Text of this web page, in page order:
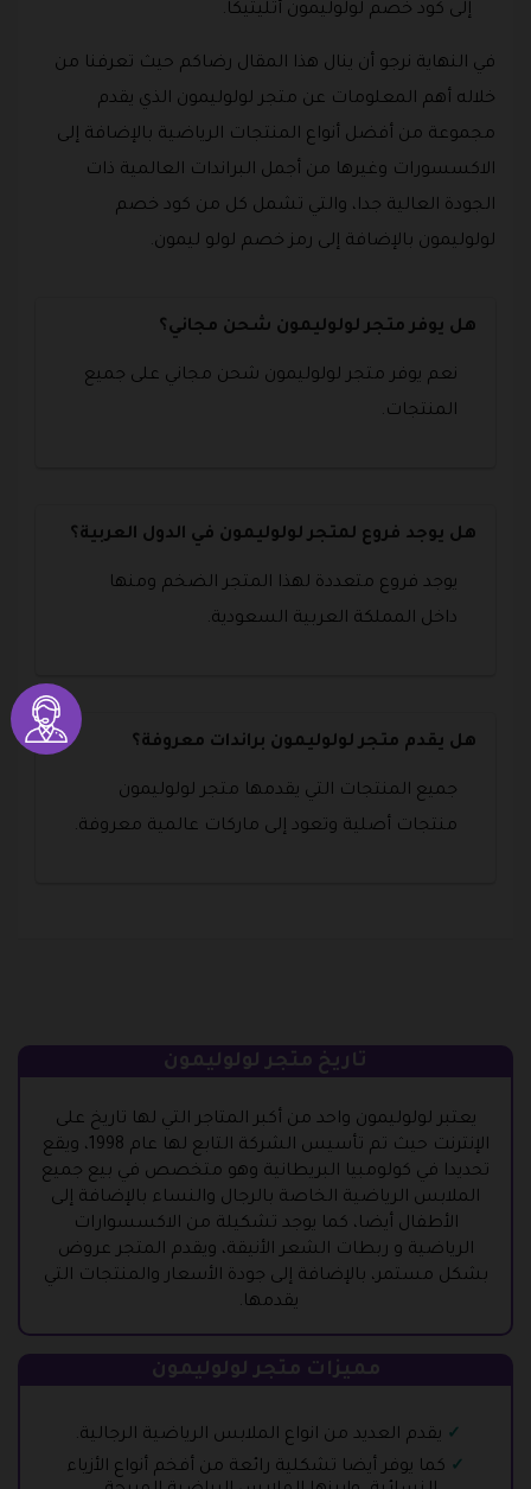
إلى كود خصم لولوليمون أثليتيكا.
في النهاية نرجو أن ينال هذا المقال رضاكم حيث تعرفنا من
خلاله أهم المعلومات عن متجر لولوليمون الذي يقدم
مجموعة من أفضل أنواع المنتجات الرياضية بالإضافة إلى
الاكسسورات وغيرها من أجمل البراندات العالمية ذات
الجودة العالية جدا، والتي تشمل كل من كود خصم
لولوليمون بالإضافة إلى رمز خصم لولو ليمون.
هل يوفر متجر لولوليمون شحن مجاني؟
نعم يوفر متجر لولوليمون شحن مجاني على جميع
المنتجات.
هل يوجد فروع لمتجر لولوليمون في الدول العربية؟
يوجد فروع متعددة لهذا المتجر الضخم ومنها
داخل المملكة العربية السعودية.
هل يقدم متجر لولوليمون براندات معروفة؟
جميع المنتجات التي يقدمها متجر لولوليمون
منتجات أصلية وتعود إلى ماركات عالمية معروفة.
تاريخ متجر لولوليمون
يعتبر لولوليمون واحد من أكبر المتاجر التي لها تاريخ على
الإنترنت حيث تم تأسيس الشركة التابع لها عام 1998، ويقع
تحديدا في كولومبيا البريطانية وهو متخصص في بيع جميع
الملابس الرياضية الخاصة بالرجال والنساء بالإضافة إلى
الأطفال أيضا، كما يوجد تشكيلة من الاكسسوارات
الرياضية و ربطات الشعر الأنيقة، ويقدم المتجر عروض
بشكل مستمر، بالإضافة إلى جودة الأسعار والمنتجات التي
يقدمها.
مميزات متجر لولوليمون
يقدم العديد من انواع الملابس الرياضية الرجالية.
كما يوفر أيضا تشكلية رائعة من أفخم أنواع الأزياء